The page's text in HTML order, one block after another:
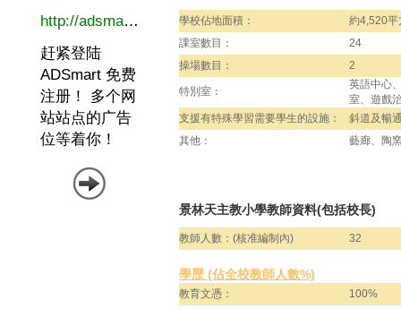
學校佔地面積：
約4,520平
課室數目：
24
操場數目：
2
特別室：
英語中心
室、遊戲
支援有特殊學習需要學生的設施：
斜道及暢
其他：
藝廊、陶
景林天主教小學教師資料(包括校長)
教師人數：(核准編制內) 32
學歷 (佔全校教師人數%)
教育文憑：
100%